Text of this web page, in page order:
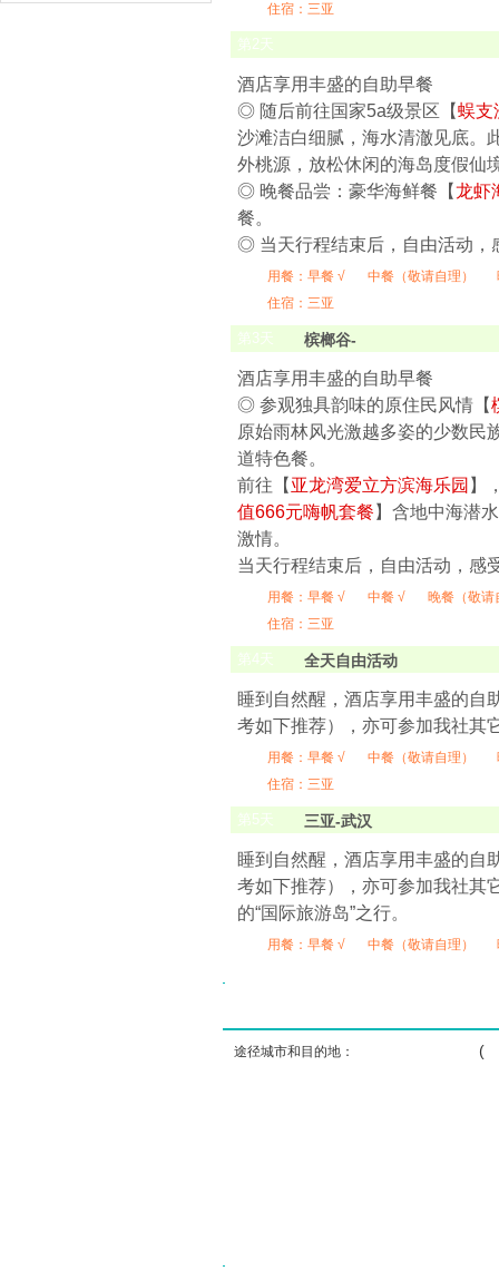
住宿：三亚
第2天
酒店享用丰盛的自助早餐
◎ 随后前往国家5a级景区【蜈支
沙滩洁白细腻，海水清澈见底。
外桃源，放松休闲的海岛度假仙
◎ 晚餐品尝：豪华海鲜餐【龙虾
餐。
◎ 当天行程结束后，自由活动，
用餐： 早餐 √ 中餐（敬请自理）
住宿：三亚
第3天 槟榔谷-
酒店享用丰盛的自助早餐
◎ 参观独具韵味的原住民风情【
原始雨林风光激越多姿的少数民
道特色餐。
前往【 亚龙湾爱立方滨海乐园 】
值666元嗨帆套餐 】含地中海潜
激情。
当天行程结束后，自由活动，感
用餐： 早餐 √ 中餐 √
晚餐（敬请
住宿：三亚
第4天 全天自由活动
睡到自然醒，酒店享用丰盛的自
考如下推荐），亦可参加我社其
用餐： 早餐 √ 中餐（敬请自理）
住宿：三亚
第5天 三亚-武汉
睡到自然醒，酒店享用丰盛的自
考如下推荐），亦可参加我社其
的“国际旅游岛”之行。
用餐： 早餐 √ 中餐（敬请自理）
途径城市和目的地： ( ) (